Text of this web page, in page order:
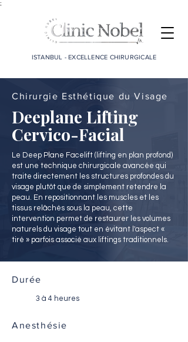
;
ISTANBUL - EXCELLENCE CHIRURGICALE
Chirurgie Esthétique du Visage
Deeplane Lifting
Cervico-Facial
Le Deep Plane Facelift (lifting en plan profond)
est une technique chirurgicale avancée qui
traite directement les structures profondes du
visage plutôt que de simplement retendre la
peau. En repositionnant les muscles et les
tissus relâchés sous la peau, cette
intervention permet de restaurer les volumes
naturels du visage tout en évitant l'aspect «
tiré » parfois associé aux liftings traditionnels.
Durée
3 à 4 heures
Anesthésie